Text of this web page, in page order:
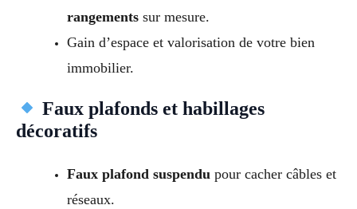
rangementssur mesure.
Gain d’espace et valorisation de votre bien
immobilier.
Faux plafonds et habillages
décoratifs
Faux plafond suspendupour cacher câbles et
réseaux.